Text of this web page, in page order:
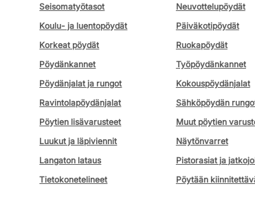
Seisomatyötasot
Neuvottelupöydät
Koulu- ja luentopöydät
Päiväkotipöydät
Korkeat pöydät
Ruokapöydät
Pöydänkannet
Työpöydänkannet
Pöydänjalat ja rungot
Kokouspöydänjalat
Ravintolapöydänjalat
Sähköpöydän
Pöytien lisävarusteet
Muut pöytien
Luukut ja läpiviennit
Näytönvarret
Langaton lataus
Pistorasiat ja
Tietokonetelineet
Pöytään